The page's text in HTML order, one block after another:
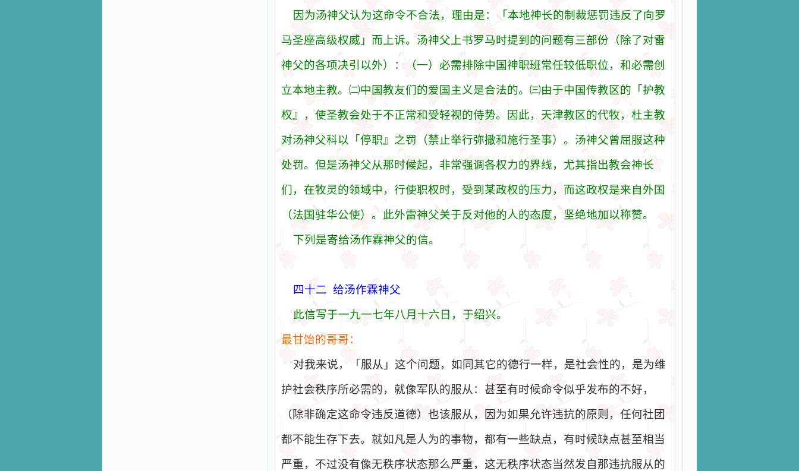
因为汤神父认为这命令不合法，理由是：「本地神长的制裁惩罚违反了向罗
马圣座高级权威」而上诉。 汤神父上书罗马时提到的问题有三部份 （除了对雷
神父的各项决引以外）：（一）必需排除中 国神职班常任较低职位，和必需创
立本地主教。 ㈡中 国教友们的爱国 主 义是合法的。 ㈢由于中 国传教区的「 护教
权 』，使圣教会处于不正常和受轻视的侍势。因此，天津教区的代牧，杜主教
对汤神父科以「停职 』之罚 （禁止举行弥撒和施行圣事）。 汤神父曾屈服这种
处罚。但是汤神父从那时候起，非常强调各权力的界线，尤其指出教会神长
们 ，在牧灵的领域中，行使职权时，受到某政权的压力，而这政权是来自外国
（法国驻华公使）。此外雷神父关于反对他的人的态度， 坚绝地加以称赞。
下列是寄给汤作霖神父的信。
四十二 给汤作霖神父
此信写于一九一七年八月十六日，于绍兴。
最甘饴的哥哥：
对我来说，「服从」这个问题，如同其它的德行一样，是社会性的，是为维
护社会秩序所必需的，就像军队的服从：甚至有时候命令似乎发布的不好，
（除非确定这命令违反道德）也该服从，因为如果允许违抗的原则，任何社团
都不能生存下去。就如凡是人为的事物，都有一些缺点，有时候缺点甚至相当
严重，不过没有像无秩序状态那么严重，这无秩序状态当然发自那违抗服从的